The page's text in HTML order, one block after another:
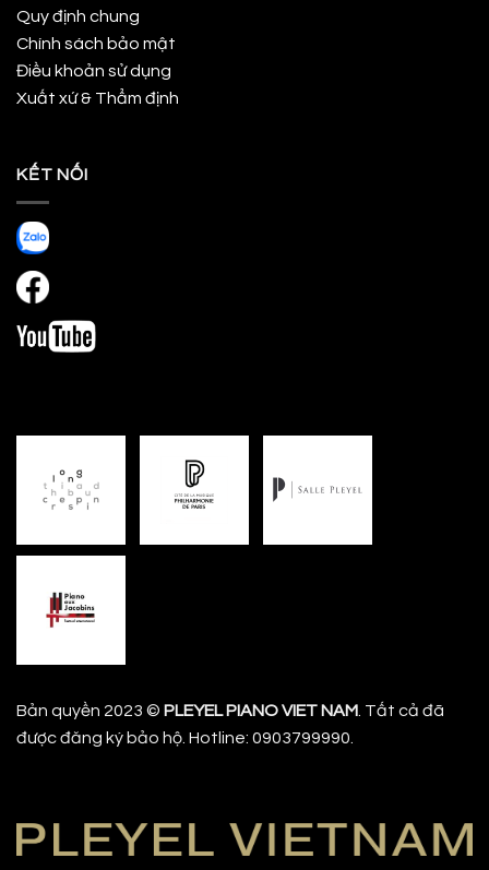
Quy định chung
Chính sách bảo mật
Điều khoản sử dụng
Xuất xứ & Thẩm định
KẾT NỐI
Bản quyền 2023 © PLEYEL PIANO VIET NAM. Tất cả đã
được đăng ký bảo hộ. Hotline: 0903799990.